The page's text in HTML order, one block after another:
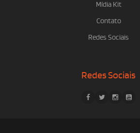
Mídia Kit
Contato
Redes Sociais
Redes Sociais